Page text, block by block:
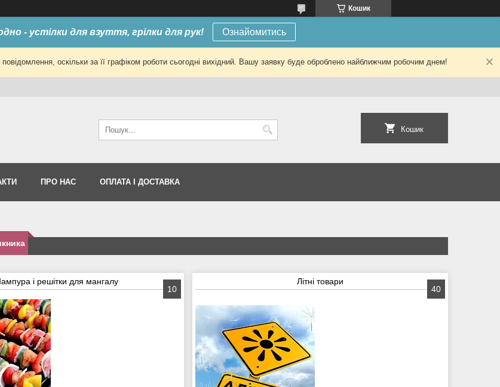
Кошик
- устілки для взуття, грілки для рук! Ознайомитись
оскільки за її графіком роботи сьогодні вихідний. Вашу заявку буде оброблено найближчим робочим днем!
Кошик
ПРО НАС ОПЛАТА І ДОСТАВКА
і решітки для мангалу
10
Літні товари
40